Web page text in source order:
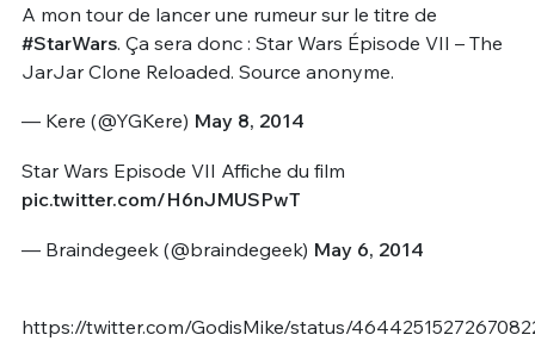
A mon tour de lancer une rumeur sur le titre de
#StarWars. Ça sera donc : Star Wars Épisode VII – The
JarJar Clone Reloaded. Source anonyme.
— Kere (@YGKere) May 8, 2014
Star Wars Episode VII Affiche du film
pic.twitter.com/H6nJMUSPwT
— Braindegeek (@braindegeek) May 6, 2014
https://twitter.com/GodisMike/status/